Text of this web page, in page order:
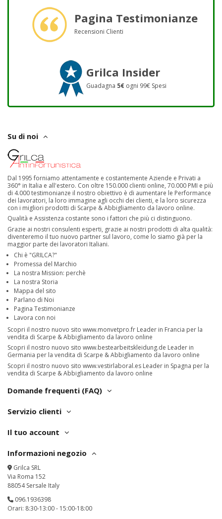
Pagina Testimonianze
Recensioni Clienti
Grilca Insider
Guadagna 5€ ogni 99€ Spesi
Su di noi
Dal 1995 forniamo attentamente e costantemente Aziende e Privati a
360° in Italia e all'estero. Con oltre 150.000 clienti online, 70.000 PMI e più
di 4.000 testimonianze il nostro obiettivo è di aumentare le Performance
dei lavoratori, la loro immagine agli occhi dei clienti, e la loro sicurezza
con i migliori prodotti di Scarpe & Abbigliamento da lavoro online.
Qualità e Assistenza costante sono i fattori che più ci distinguono.
Grazie ai nostri consulenti esperti, grazie ai nostri prodotti di alta qualità:
diventeremo il tuo nuovo partner sul lavoro, come lo siamo già per la
maggior parte dei lavoratori Italiani.
Chi è "GRILCA?"
Promessa del Marchio
La nostra Mission: perchè
La nostra Storia
Mappa del sito
Parlano di Noi
Pagina Testimonianze
Lavora con noi
Scopri il nostro nuovo sito www.monvetpro.fr Leader in Francia per la
vendita di Scarpe & Abbigliamento da lavoro online
Scopri il nostro nuovo sito www.bestearbeitskleidung.de Leader in
Germania per la vendita di Scarpe & Abbigliamento da lavoro online
Scopri il nostro nuovo sito www.vestirlaboral.es Leader in Spagna per la
vendita di Scarpe & Abbigliamento da lavoro online
Domande frequenti (FAQ)
Servizio clienti
Il tuo account
Informazioni negozio
Grilca SRL
Via Roma 152
88054 Sersale Italy
096.1936398
Orari: 8:30-13:00 - 15:00-18:00